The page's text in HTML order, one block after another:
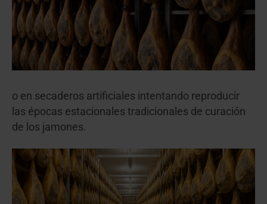
o en secaderos artificiales intentando reproducir
las épocas estacionales tradicionales de curación
de los jamones.